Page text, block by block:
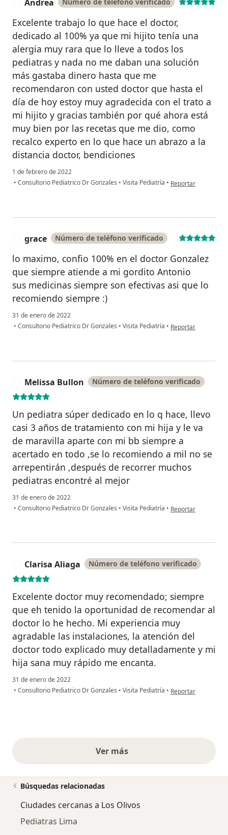
Andrea
Excelente trabajo lo que hace el doctor,
dedicado al 100% ya que mi hijito tenía una
alergia muy rara que lo lleve a todos los
pediatras y nada no me daban una solución
más gastaba dinero hasta que me
recomendaron con usted doctor que hasta el
día de hoy estoy muy agradecida con el trato a
mi hijito y gracias también por qué ahora está
muy bien por las recetas que me dio, como
recalco experto en lo que hace un abrazo a la
distancia doctor, bendiciones
1 de febrero de 2022
• Consultorio Pediatrico Dr Gonzales • Visita Pediatría • en opinión del
Reportar
grace Número de teléfono verificado
lo maximo, confio 100% en el doctor Gonzalez
que siempre atiende a mi gordito Antonio
sus medicinas siempre son efectivas asi que lo
recomiendo siempre :)
31 de enero de 2022
• Consultorio Pediatrico Dr Gonzales • Visita Pediatría • en opinión del
Reportar
Melissa Bullon Número de teléfono verificado
Un pediatra súper dedicado en lo q hace, llevo
casi 3 años de tratamiento con mi hija y le va
de maravilla aparte con mi bb siempre a
acertado en todo ,se lo recomiendo a mil no se
arrepentirán ,después de recorrer muchos
pediatras encontré al mejor
31 de enero de 2022
• Consultorio Pediatrico Dr Gonzales • Visita Pediatría • en opinión del
Reportar
Clarisa Aliaga Número de teléfono verificado
Excelente doctor muy recomendado; siempre
que eh tenido la oportunidad de recomendar al
doctor lo he hecho. Mi experiencia muy
agradable las instalaciones, la atención del
doctor todo explicado muy detalladamente y mi
hija sana muy rápido me encanta.
31 de enero de 2022
• Consultorio Pediatrico Dr Gonzales • Visita Pediatría • en opinión del
Reportar
Ver másopiniones anteriores
Búsquedas relacionadas
Ciudades cercanas a Los Olivos
Pediatras Lima